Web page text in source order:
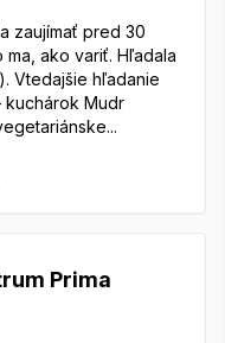
zaujímať pred 30
ma, ako variť. Hľadala
Vtedajšie hľadanie
kuchárok Mudr
Prima